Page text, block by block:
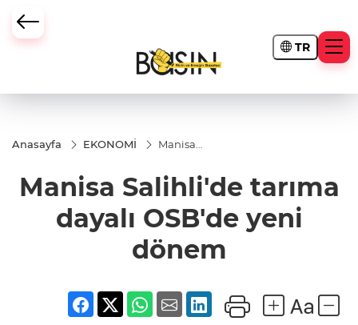
TR
Anasayfa EKONOMİ
Manisa
dayalı
OSB'de
yeni
dönem
Manisa Salihli'de tarıma
dayalı OSB'de yeni
dönem